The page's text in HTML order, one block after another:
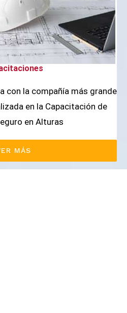
con la compañía más grande
en la Capacitación de
en Alturas
MÁS